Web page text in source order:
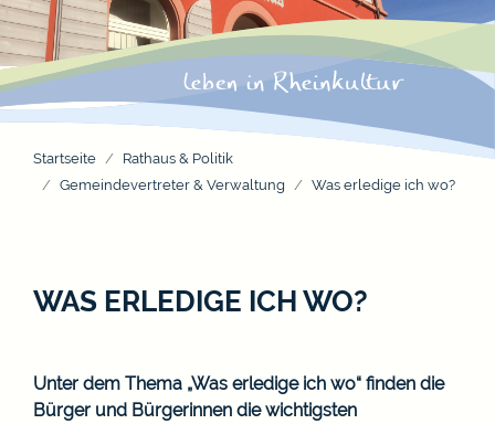
Startseite
Rathaus & Politik
Gemeindevertreter & Verwaltung
Was erledige ich wo?
WAS ERLEDIGE ICH WO?
Unter dem Thema „Was erledige ich wo“ finden die
Bürger und Bürgerinnen die wichtigsten